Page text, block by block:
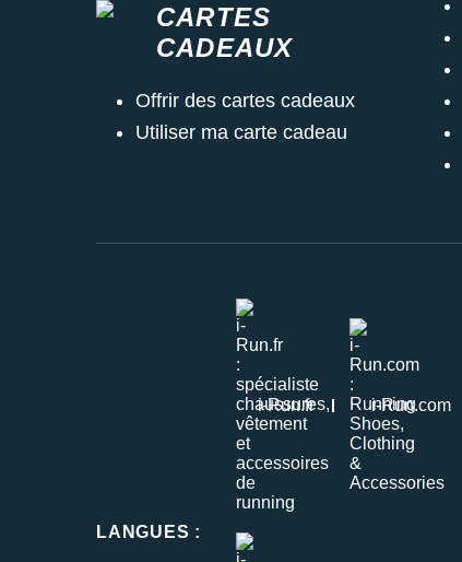
CARTES
CADEAUX
Offrir des cartes cadeaux
Utiliser ma carte cadeau
LANGUES :
i-Run.fr i-Run.com